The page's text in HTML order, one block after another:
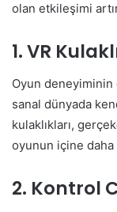
olan etkileşimi
1. VR
Oyun
sanal dünyada
kulaklıkları,
oyunun içine daha
2. Kontrol